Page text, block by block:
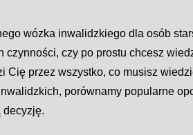
wózka inwalidzkiego dla osób
czy po prostu chcesz
przez wszystko, co musisz
porównamy popularne
decyzję.